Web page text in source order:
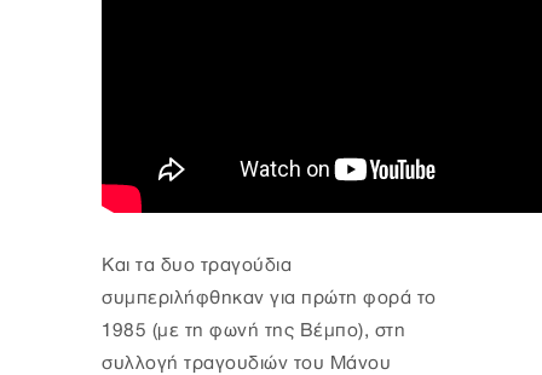
Και τα δυο τραγούδια
συμπεριλήφθηκαν για πρώτη φορά το
1985 (με τη φωνή της Βέμπο), στη
συλλογή τραγουδιών του Μάνου